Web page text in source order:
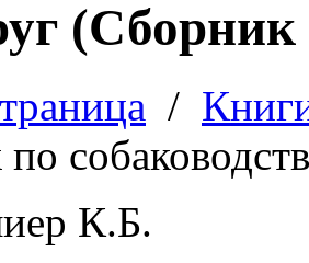
(Сборник
/
К.Б.